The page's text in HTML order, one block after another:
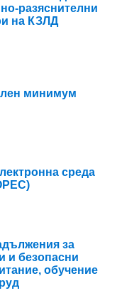
разяснителни
на КЗЛД
минимум
среда
за
и безопасни
обучение